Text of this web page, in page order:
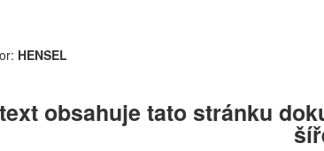
HENSEL
obsahuje tato stránku